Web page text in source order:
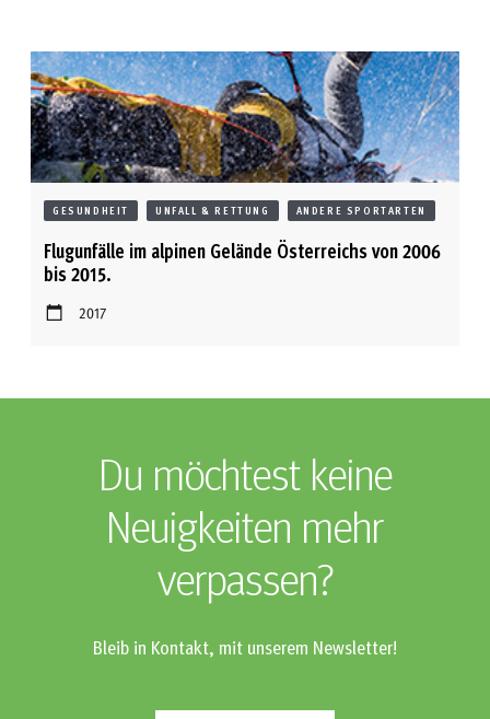
GESUNDHEIT UNFALL & RETTUNG ANDERE SPORTARTEN
Flugunfälle im alpinen Gelände Österreichs von 2006
bis 2015.
2017
Du möchtest keine
Neuigkeiten mehr
verpassen?
Bleib in Kontakt, mit unserem Newsletter!